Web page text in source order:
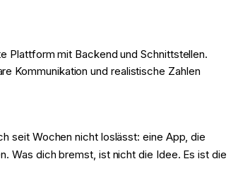
Plattform mit Backend und Schnittstellen.
Kommunikation und realistische Zahlen
seit Wochen nicht loslässt: eine App, die
Was dich bremst, ist nicht die Idee. Es ist die